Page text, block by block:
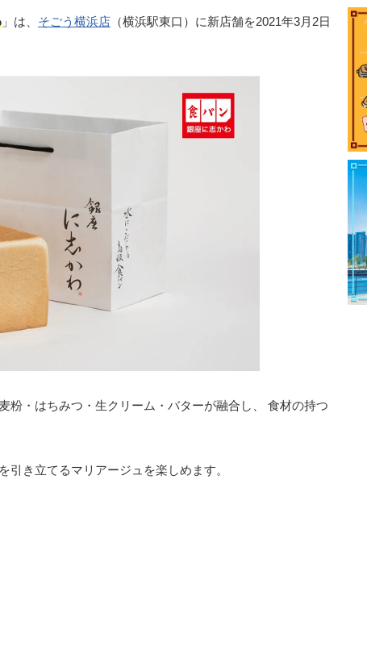
」は、 そごう横浜店 （横浜駅東口）に新店舗を2021年3月2日
粉・はちみつ・生クリーム・バターが融合し、 食材の持つ
き立てるマリアージュを楽しめます。